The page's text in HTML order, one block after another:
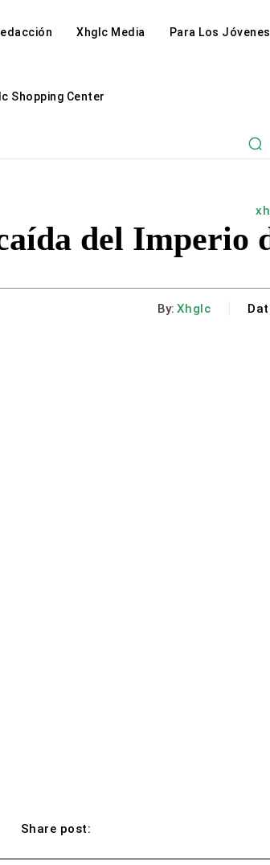
Xhglc Media Para Los
Shopping Center
del
By: Xhglc
Share post: